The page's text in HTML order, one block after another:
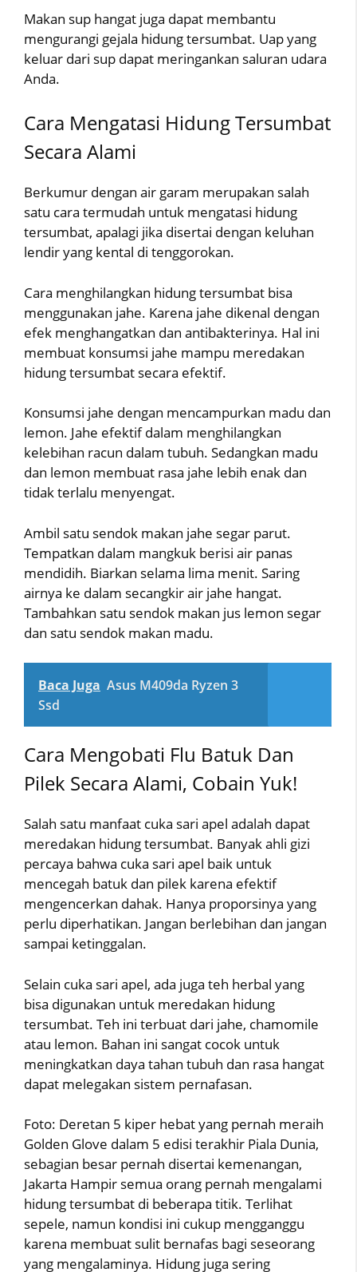
Makan sup hangat juga dapat membantu
mengurangi gejala hidung tersumbat. Uap yang
keluar dari sup dapat meringankan saluran udara
Anda.
Cara Mengatasi Hidung Tersumbat
Secara Alami
Berkumur dengan air garam merupakan salah
satu cara termudah untuk mengatasi hidung
tersumbat, apalagi jika disertai dengan keluhan
lendir yang kental di tenggorokan.
Cara menghilangkan hidung tersumbat bisa
menggunakan jahe. Karena jahe dikenal dengan
efek menghangatkan dan antibakterinya. Hal ini
membuat konsumsi jahe mampu meredakan
hidung tersumbat secara efektif.
Konsumsi jahe dengan mencampurkan madu dan
lemon. Jahe efektif dalam menghilangkan
kelebihan racun dalam tubuh. Sedangkan madu
dan lemon membuat rasa jahe lebih enak dan
tidak terlalu menyengat.
Ambil satu sendok makan jahe segar parut.
Tempatkan dalam mangkuk berisi air panas
mendidih. Biarkan selama lima menit. Saring
airnya ke dalam secangkir air jahe hangat.
Tambahkan satu sendok makan jus lemon segar
dan satu sendok makan madu.
Baca Juga Asus M409da Ryzen 3
Ssd
Cara Mengobati Flu Batuk Dan
Pilek Secara Alami, Cobain Yuk!
Salah satu manfaat cuka sari apel adalah dapat
meredakan hidung tersumbat. Banyak ahli gizi
percaya bahwa cuka sari apel baik untuk
mencegah batuk dan pilek karena efektif
mengencerkan dahak. Hanya proporsinya yang
perlu diperhatikan. Jangan berlebihan dan jangan
sampai ketinggalan.
Selain cuka sari apel, ada juga teh herbal yang
bisa digunakan untuk meredakan hidung
tersumbat. Teh ini terbuat dari jahe, chamomile
atau lemon. Bahan ini sangat cocok untuk
meningkatkan daya tahan tubuh dan rasa hangat
dapat melegakan sistem pernafasan.
Foto: Deretan 5 kiper hebat yang pernah meraih
Golden Glove dalam 5 edisi terakhir Piala Dunia,
sebagian besar pernah disertai kemenangan,
Jakarta Hampir semua orang pernah mengalami
hidung tersumbat di beberapa titik. Terlihat
sepele, namun kondisi ini cukup mengganggu
karena membuat sulit bernafas bagi seseorang
yang mengalaminya. Hidung juga sering